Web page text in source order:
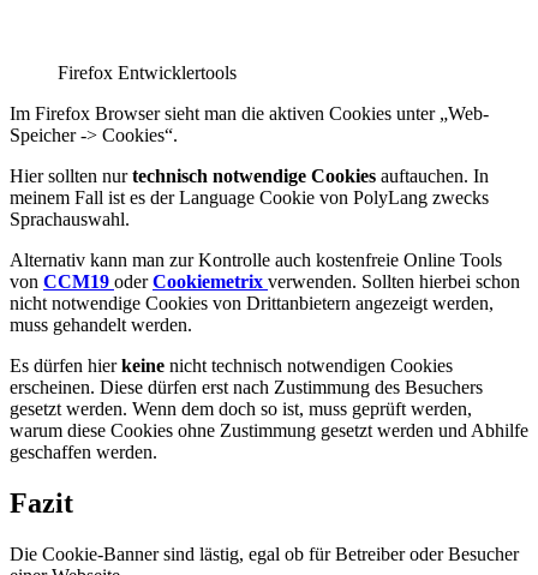
Firefox Entwicklertools
Im Firefox Browser sieht man die aktiven Cookies unter „Web-
Speicher -> Cookies“.
Hier sollten nurtechnisch notwendige Cookies auftauchen. In
meinem Fall ist es der Language Cookie von PolyLang zwecks
Sprachauswahl.
Alternativ kann man zur Kontrolle auch kostenfreie Online Tools
von CCM19 oderCookiemetrix verwenden. Sollten hierbei schon
nicht notwendige Cookies von Drittanbietern angezeigt werden,
muss gehandelt werden.
Es dürfen hierkeine nicht technisch notwendigen Cookies
erscheinen. Diese dürfen erst nach Zustimmung des Besuchers
gesetzt werden. Wenn dem doch so ist, muss geprüft werden,
warum diese Cookies ohne Zustimmung gesetzt werden und Abhilfe
geschaffen werden.
Fazit
Die Cookie-Banner sind lästig, egal ob für Betreiber oder Besucher